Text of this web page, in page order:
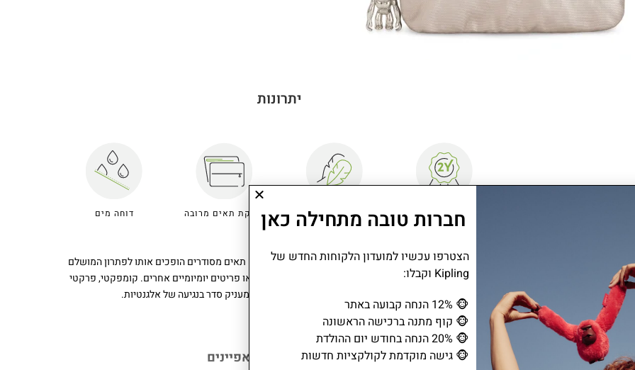
יתרונות
שנתיים אחריות קל משקל חלוקת תאים מרובה דוחה מים
CREATIVITY S הוא נרתיק קטן עם עיצוב חכם ומדויק. שלושה תאים מסודרים הופכים אותו לפתרון המושלם
לארגון פריטים קטנים – כארנק, לנשיאת מפתחות, כרטיסים או פריטים יומיומיים אחרים. קומפקטי, פרקטי
ומלא בסטייל. הנרתיק הקטן הזה נכנס לכל תיק ומעניק סדר בנגיעה של אלגנטיות.
מידע נוסף מאפיינים
חברות טובה מתחילה כאן
הצטרפו עכשיו למועדון הלקוחות החדש של
Kipling וקבלו:
🐵
🐵 קוף מתנה ברכישה הראשונה
🐵
🐵 גישה מוקדמת לקולקציות חדשות